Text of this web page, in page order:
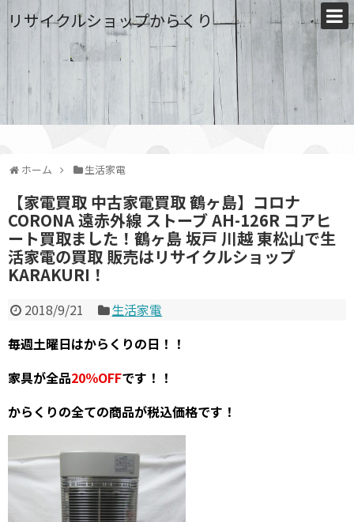
リサイクルショップからくり
ホーム 生活家電
【家電買取 中古家電買取 鶴ヶ島】コロナ
CORONA 遠赤外線 ストーブ AH-126R コアヒ
ート買取ました！鶴ヶ島 坂戸 川越 東松山で生
活家電の買取 販売はリサイクルショップ
KARAKURI！
2018/9/21
生活家電
毎週土曜日はからくりの日！！
家具が全品20％OFFです！！
からくりの全ての商品が税込価格です！